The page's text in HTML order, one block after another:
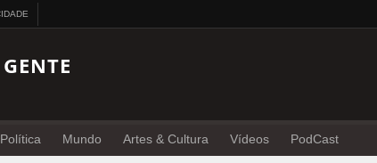
Política Mundo Artes & Cultura Vídeos PodCast